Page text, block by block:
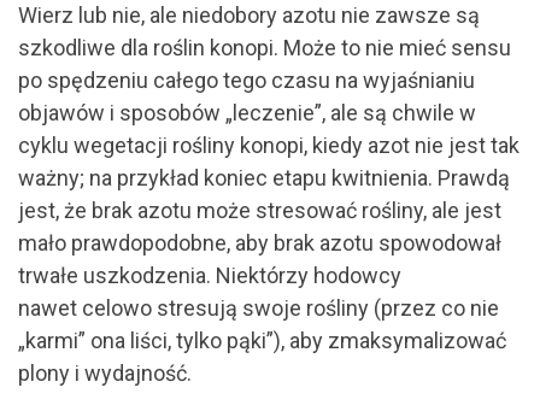
Wierz lub nie, ale niedobory azotu nie zawsze są
szkodliwe dla roślin konopi. Może to nie mieć sensu
po spędzeniu całego tego czasu na wyjaśnianiu
objawów i sposobów „leczenie”, ale są chwile w
cyklu wegetacji rośliny konopi, kiedy azot nie jest tak
ważny; na przykład koniec etapu kwitnienia. Prawdą
jest, że brak azotu może stresować rośliny, ale jest
mało prawdopodobne, aby brak azotu spowodował
trwałe uszkodzenia. Niektórzy hodowcy
nawet celowo stresują swoje rośliny (przez co nie
„karmi” ona liści, tylko pąki”), aby zmaksymalizować
plony i wydajność.